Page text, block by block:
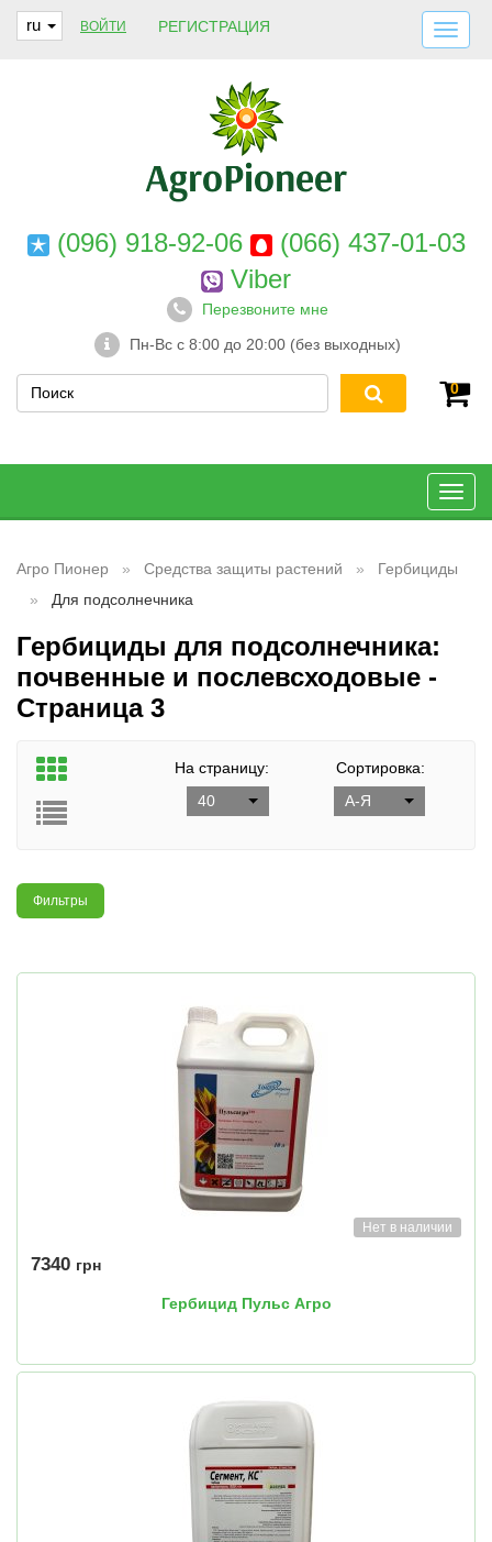
ru ВОЙТИ РЕГИСТРАЦИЯ
ДОСТАВКА И ОПЛАТА
О НАС
ГАРАНТИИ
КОНТАКТЫ
(096) 918-92-06
(066) 437-01-03
Viber
Перезвоните мне
Пн-Вс с 8:00 до 20:00 (без выходных)
0
Агро Пионер Средства защиты растений
Гербициды
Для подсолнечника
Гербициды для подсолнечника:
почвенные и послевсходовые -
Страница 3
На страницу:
40
Сортировка:
А-Я
Фильтры
Нет в наличии
7340 грн
Гербицид Пульс Агро